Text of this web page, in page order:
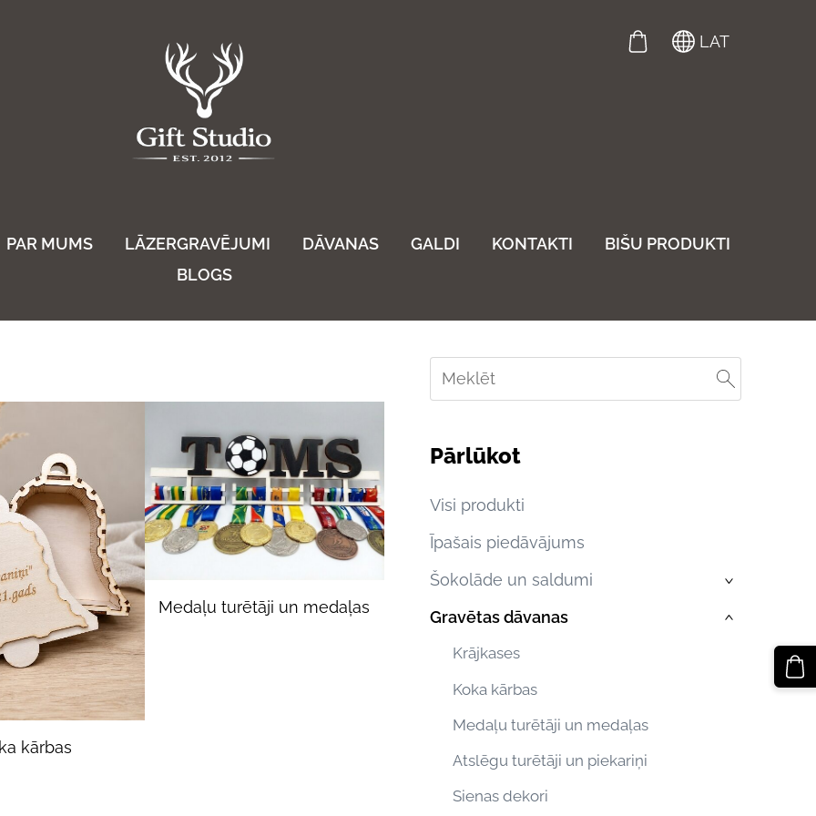
PAR MUMS LĀZERGRAVĒJUMI DĀVANAS GALDI KONTAKTI
BIŠU PRODUKTI
BLOGS
LAT
Pārlūkot
Visi produkti
Īpašais piedāvājums
Šokolāde un saldumi
›
Gravētas dāvanas
Krājkases
Koka kārbas
Medaļu turētāji un medaļas
Atslēgu turētāji un piekariņi
Sienas dekori
›
kārbas
Medaļu turētāji un medaļas